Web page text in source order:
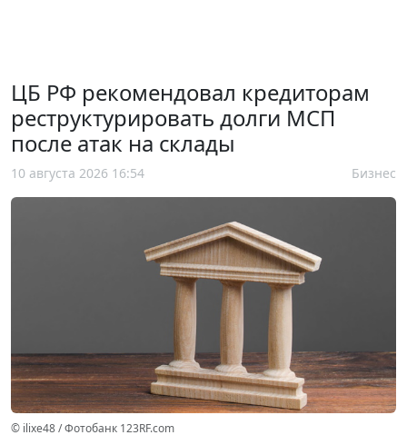
ЦБ РФ рекомендовал кредиторам
реструктурировать долги МСП
после атак на склады
10 августа 2026 16:54 Бизнес
© ilixe48 / Фотобанк 123RF.com